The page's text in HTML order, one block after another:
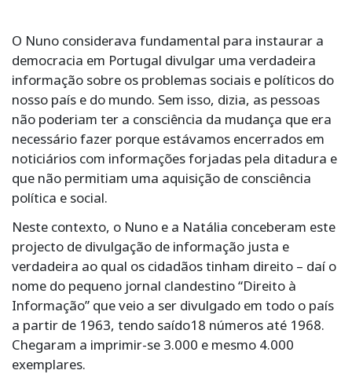
O Nuno considerava fundamental para instaurar a
democracia em Portugal divulgar uma verdadeira
informação sobre os problemas sociais e políticos do
nosso país e do mundo. Sem isso, dizia, as pessoas
não poderiam ter a consciência da mudança que era
necessário fazer porque estávamos encerrados em
noticiários com informações forjadas pela ditadura e
que não permitiam uma aquisição de consciência
política e social.
Neste contexto, o Nuno e a Natália conceberam este
projecto de divulgação de informação justa e
verdadeira ao qual os cidadãos tinham direito – daí o
nome do pequeno jornal clandestino “Direito à
Informação” que veio a ser divulgado em todo o país
a partir de 1963, tendo saído18 números até 1968.
Chegaram a imprimir-se 3.000 e mesmo 4.000
exemplares.